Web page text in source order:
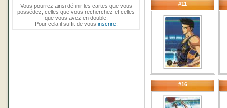
Vous pourrez ainsi définir les cartes que vous
possédez, celles que vous recherchez et celles
que vous avez en double.
Pour cela il suffit de vous inscrire.
#11
#16